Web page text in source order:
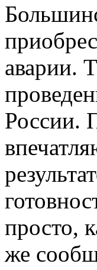
аварии.
России.
просто,
же